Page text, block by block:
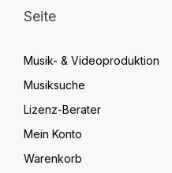
Seite
Musik- & Videoproduktion
Musiksuche
Lizenz-Berater
Mein Konto
Warenkorb